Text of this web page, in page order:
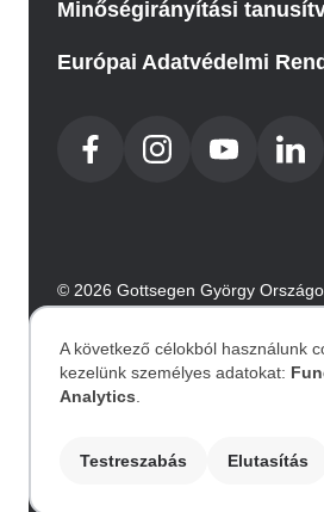
Minőségirányítási
Európai Adatvédelmi
© 2026 Gottsegen György
Intézet. Minden jog fenntartva.
Személyes
adatok
A következő célokból használunk
kezelünk személyes adatokat:
Analytics
Testreszabás Elutasítás